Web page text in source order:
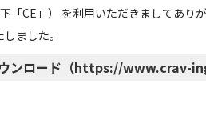
「CE」） を利用いただきましてあり
ました。
ンロード（https://www.crav-